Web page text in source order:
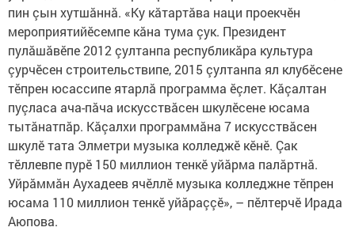
пин çын хутшăннă. «Ку кăтартăва наци проекчӗн
мероприятийӗсемпе кăна тума çук. Президент
пулăшăвӗпе 2012 çултанпа республикăра культура
çурчӗсен строительствипе, 2015 çултанпа ял клубӗсене
тӗпрен юсассипе ятарлă программа ӗçлет. Кăçалтан
пуçласа ача-пăча искусствăсен шкулӗсене юсама
тытăнатпăр. Кăçалхи программăна 7 искусствăсен
шкулӗ тата Элметри музыка колледжӗ кӗнӗ. Çак
тӗллевпе пурӗ 150 миллион тенкӗ уйăрма палăртнă.
Уйрăммăн Аухадеев ячӗллӗ музыка колледжне тӗпрен
юсама 110 миллион тенкӗ уйăраççӗ», – пӗлтерчӗ Ирада
Аюпова.